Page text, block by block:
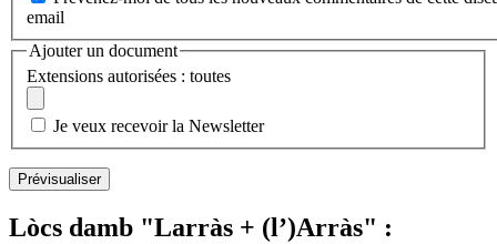
email
Ajouter un document
Extensions autorisées : toutes
Je veux recevoir la Newsletter
Lòcs damb "Larràs + (l’)Arràs" :